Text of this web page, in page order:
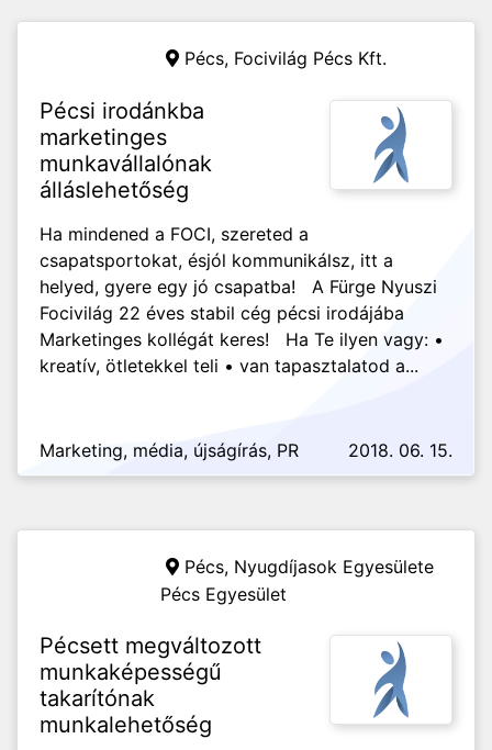
Pécs, Focivilág Pécs Kft.
Pécsi irodánkba
marketinges
munkavállalónak
álláslehetőség
Ha mindened a FOCI, szereted a
csapatsportokat, ésjól kommunikálsz, itt a
helyed, gyere egy jó csapatba! A Fürge Nyuszi
Focivilág 22 éves stabil cég pécsi irodájába
Marketinges kollégát keres! Ha Te ilyen vagy: •
kreatív, ötletekkel teli • van tapasztalatod a...
Marketing, média, újságírás, PR 2018. 06. 15.
Pécs, Nyugdíjasok Egyesülete
Pécs Egyesület
Pécsett megváltozott
munkaképességű
takarítónak
munkalehetőség